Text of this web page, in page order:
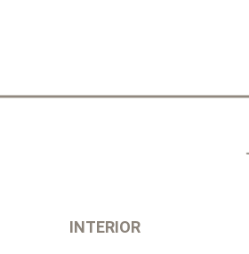
INTERIOR